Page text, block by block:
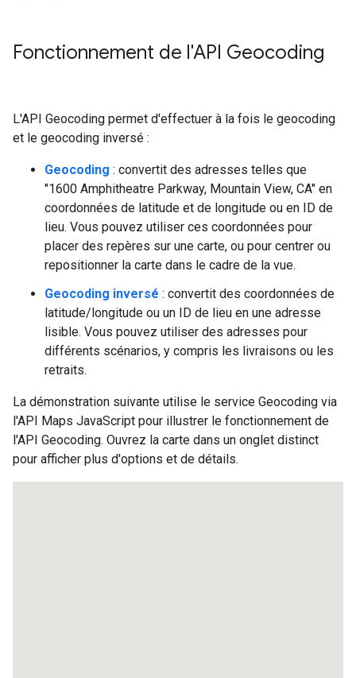
Fonctionnement de l'API Geocoding
L'API Geocoding permet d'effectuer à la fois le geocoding
et le geocoding inversé :
Geocoding : convertit des adresses telles que
"1600 Amphitheatre Parkway, Mountain View, CA" en
coordonnées de latitude et de longitude ou en ID de
lieu. Vous pouvez utiliser ces coordonnées pour
placer des repères sur une carte, ou pour centrer ou
repositionner la carte dans le cadre de la vue.
Geocoding inversé : convertit des coordonnées de
latitude/longitude ou un ID de lieu en une adresse
lisible. Vous pouvez utiliser des adresses pour
différents scénarios, y compris les livraisons ou les
retraits.
La démonstration suivante utilise le service Geocoding via
l'API Maps JavaScript pour illustrer le fonctionnement de
l'API Geocoding. Ouvrez la carte dans un onglet distinct
pour afficher plus d'options et de détails.